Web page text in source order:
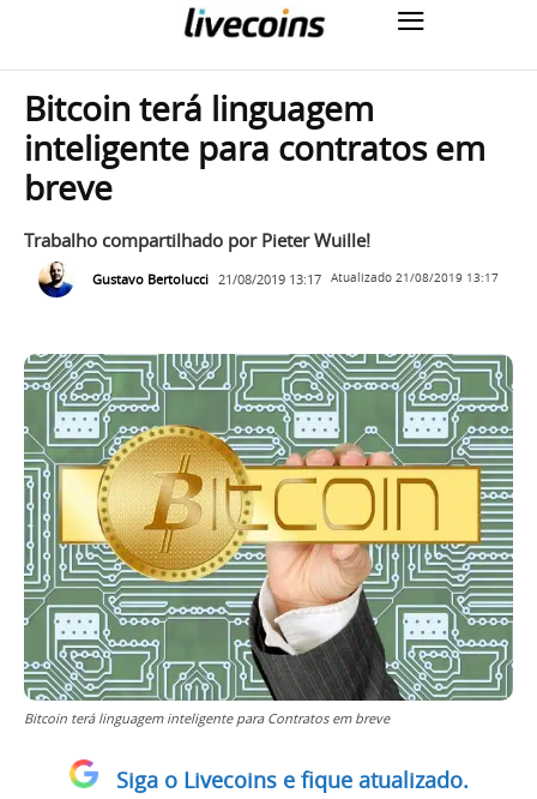
Bitcoin terá linguagem
inteligente para contratos em
breve
Trabalho compartilhado por Pieter Wuille!
Gustavo Bertolucci 21/08/2019 13:17 Atualizado 21/08/2019 13:17
Bitcoin terá linguagem inteligente para Contratos em breve
Siga o Livecoins e fique atualizado.